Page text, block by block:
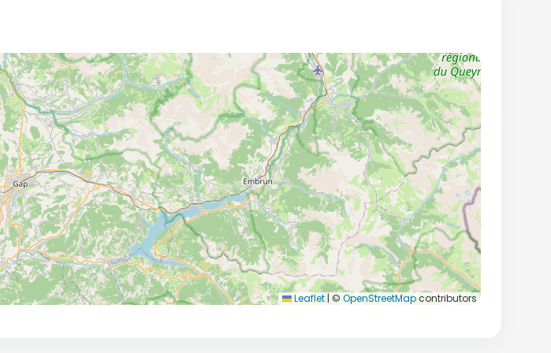
Leaflet | © OpenStreetMapcontributors